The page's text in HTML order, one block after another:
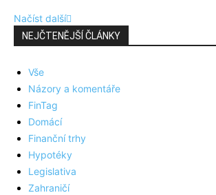
Načíst další
NEJČTENĚJŠÍ ČLÁNKY
Vše
Názory a komentáře
FinTag
Domácí
Finanční trhy
Hypotéky
Legislativa
Zahraničí